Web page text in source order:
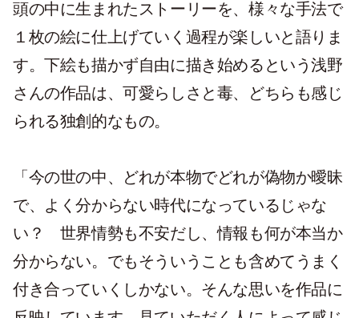
頭の中に生まれたストーリーを、様々な手法で
１枚の絵に仕上げていく過程が楽しいと語りま
す。下絵も描かず自由に描き始めるという浅野
さんの作品は、可愛らしさと毒、どちらも感じ
られる独創的なもの。
「今の世の中、どれが本物でどれが偽物か曖昧
で、よく分からない時代になっているじゃな
い？ 世界情勢も不安だし、情報も何が本当か
分からない。でもそういうことも含めてうまく
付き合っていくしかない。そんな思いを作品に